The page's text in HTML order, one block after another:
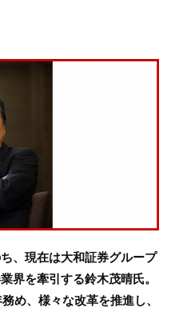
、現在は大和証券グループ
界を牽引する鈴木茂晴氏。
め、様々な改革を推進し、